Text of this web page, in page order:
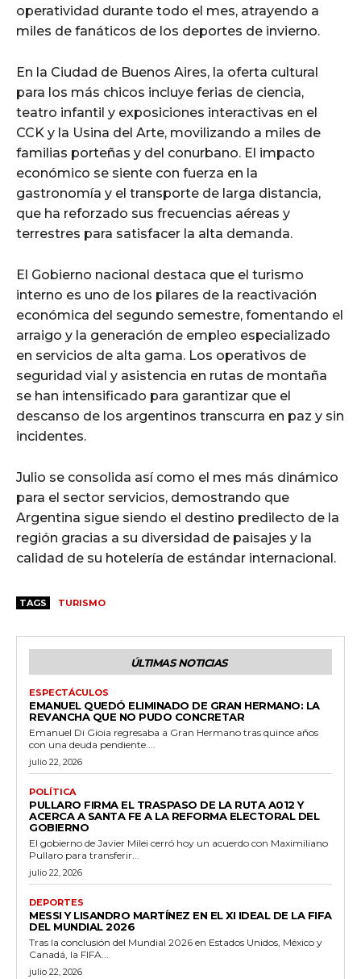
operatividad durante todo el mes, atrayendo a
miles de fanáticos de los deportes de invierno.
En la Ciudad de Buenos Aires, la oferta cultural
para los más chicos incluye ferias de ciencia,
teatro infantil y exposiciones interactivas en el
CCK y la Usina del Arte, movilizando a miles de
familias porteñas y del conurbano. El impacto
económico se siente con fuerza en la
gastronomía y el transporte de larga distancia,
que ha reforzado sus frecuencias aéreas y
terrestres para satisfacer la alta demanda.
El Gobierno nacional destaca que el turismo
interno es uno de los pilares de la reactivación
económica del segundo semestre, fomentando el
arraigo y la generación de empleo especializado
en servicios de alta gama. Los operativos de
seguridad vial y asistencia en rutas de montaña
se han intensificado para garantizar que el
descanso de los argentinos transcurra en paz y sin
incidentes.
Julio se consolida así como el mes más dinámico
para el sector servicios, demostrando que
Argentina sigue siendo el destino predilecto de la
región gracias a su diversidad de paisajes y la
calidad de su hotelería de estándar internacional.
TAGS TURISMO
ÚLTIMAS NOTICIAS
ESPECTÁCULOS
EMANUEL QUEDÓ ELIMINADO DE GRAN HERMANO: LA
REVANCHA QUE NO PUDO CONCRETAR
Emanuel Di Gioia regresaba a Gran Hermano tras quince años
con una deuda pendiente....
julio 22, 2026
POLÍTICA
PULLARO FIRMA EL TRASPASO DE LA RUTA A012 Y
ACERCA A SANTA FE A LA REFORMA ELECTORAL DEL
GOBIERNO
El gobierno de Javier Milei cerró hoy un acuerdo con Maximiliano
Pullaro para transferir...
julio 22, 2026
DEPORTES
MESSI Y LISANDRO MARTÍNEZ EN EL XI IDEAL DE LA FIFA
DEL MUNDIAL 2026
Tras la conclusión del Mundial 2026 en Estados Unidos, México y
Canadá, la FIFA...
julio 22, 2026